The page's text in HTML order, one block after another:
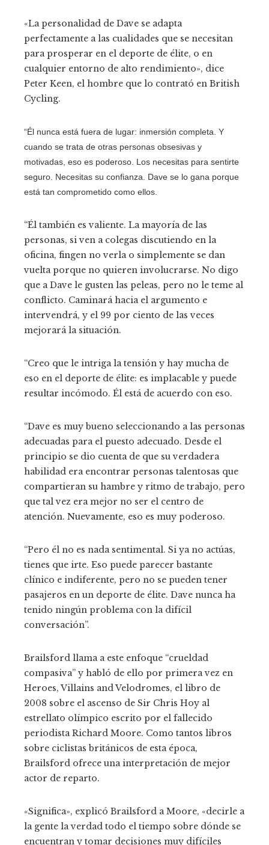
«La personalidad de Dave se adapta
perfectamente a las cualidades que se necesitan
para prosperar en el deporte de élite, o en
cualquier entorno de alto rendimiento», dice
Peter Keen, el hombre que lo contrató en British
Cycling.
“Él nunca está fuera de lugar: inmersión completa. Y
cuando se trata de otras personas obsesivas y
motivadas, eso es poderoso. Los necesitas para sentirte
seguro. Necesitas su confianza. Dave se lo gana porque
está tan comprometido como ellos.
“Él también es valiente. La mayoría de las
personas, si ven a colegas discutiendo en la
oficina, fingen no verla o simplemente se dan
vuelta porque no quieren involucrarse. No digo
que a Dave le gusten las peleas, pero no le teme al
conflicto. Caminará hacia el argumento e
intervendrá, y el 99 por ciento de las veces
mejorará la situación.
“Creo que le intriga la tensión y hay mucha de
eso en el deporte de élite: es implacable y puede
resultar incómodo. Él está de acuerdo con eso.
“Dave es muy bueno seleccionando a las personas
adecuadas para el puesto adecuado. Desde el
principio se dio cuenta de que su verdadera
habilidad era encontrar personas talentosas que
compartieran su hambre y ritmo de trabajo, pero
que tal vez era mejor no ser el centro de
atención. Nuevamente, eso es muy poderoso.
“Pero él no es nada sentimental. Si ya no actúas,
tienes que irte. Eso puede parecer bastante
clínico e indiferente, pero no se pueden tener
pasajeros en un deporte de élite. Dave nunca ha
tenido ningún problema con la difícil
conversación”.
Brailsford llama a este enfoque “crueldad
compasiva” y habló de ello por primera vez en
Heroes, Villains and Velodromes, el libro de
2008 sobre el ascenso de Sir Chris Hoy al
estrellato olímpico escrito por el fallecido
periodista Richard Moore. Como tantos libros
sobre ciclistas británicos de esta época,
Brailsford ofrece una interpretación de mejor
actor de reparto.
«Significa», explicó Brailsford a Moore, «decirle a
la gente la verdad todo el tiempo sobre dónde se
encuentran y tomar decisiones muy difíciles